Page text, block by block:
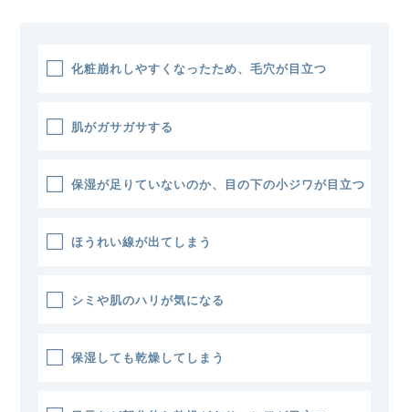
化粧崩れしやすくなったため、毛穴が目立つ
肌がガサガサする
保湿が足りていないのか、目の下の小ジワが目立つ
ほうれい線が出てしまう
シミや肌のハリが気になる
保湿しても乾燥してしまう